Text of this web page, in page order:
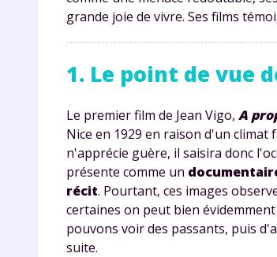
grande joie de vivre. Ses films
1. Le point de vue
Le premier film de Jean Vigo, A
Nice en 1929 en raison d'un
n'apprécie guère, il saisira donc
présente comme un
récit. Pourtant, ces images
certaines on peut bien
pouvons voir des passants, puis
suite.